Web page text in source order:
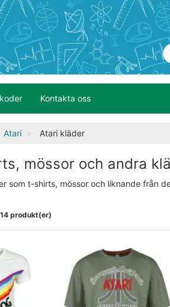
Kontakta oss
Atari Atari kläder
mössor och andra
som t-shirts, mössor och liknande från
produkt(er)